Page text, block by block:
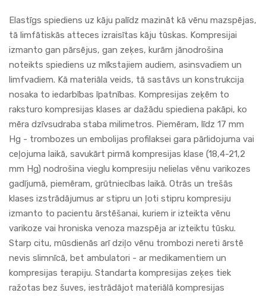
Elastīgs spiediens uz kāju palīdz mazināt kā vēnu mazspējas,
tā limfātiskās atteces izraisītas kāju tūskas. Kompresijai
izmanto gan pārsējus, gan zeķes, kurām jānodrošina
noteikts spiediens uz mīkstajiem audiem, asinsvadiem un
limfvadiem. Kā materiāla veids, tā sastāvs un konstrukcija
nosaka to iedarbības īpatnības. Kompresijas zeķēm to
raksturo kompresijas klases ar dažādu spiediena pakāpi, ko
mēra dzīvsudraba staba milimetros. Piemēram, līdz 17 mm
Hg - trombozes un embolijas profilaksei gara pārlidojuma vai
ceļojuma laikā, savukārt pirmā kompresijas klase (18,4-21,2
mm Hg) nodrošina vieglu kompresiju nelielas vēnu varikozes
gadījumā, piemēram, grūtniecības laikā. Otrās un trešās
klases izstrādājumus ar stipru un ļoti stipru kompresiju
izmanto to pacientu ārstēšanai, kuriem ir izteikta vēnu
varikoze vai hroniska venoza mazspēja ar izteiktu tūsku.
Starp citu, mūsdienās arī dziļo vēnu trombozi nereti ārstē
nevis slimnīcā, bet ambulatori - ar medikamentiem un
kompresijas terapiju. Standarta kompresijas zeķes tiek
ražotas bez šuves, iestrādājot materiālā kompresijas